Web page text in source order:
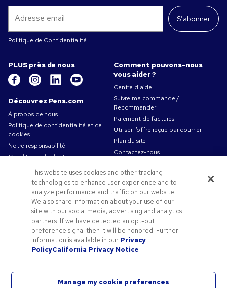
S’abonner
Politique de Confidentialité
PLUS près de nous
Découvrez Pens.com
À propos de nous
Politique de confidentialité et de
cookies
Notre responsabilité
Conditions d'utilisation
Conditions générales de vente
Travailler chez Pens.com
Offres et ressources
Codes promo & coupons
Objets publicitaires
Conseils de création
Comment pouvons-nous
vous aider ?
Centre d’aide
Suivre ma commande /
Recommander
Paiement de factures
Utiliser l’offre reçue par courrier
Plan du site
Contactez-nous
This website uses cookies and other tracking
technologies to enhance user experience and to
analyze performance and traffic on our website.
We also share information about your use of our
site with our social media, advertising and analytics
partners. If we have detected an opt-out
preference signal then it will be honored. Further
information is available in our Privacy
PolicyCalifornia Privacy Notice
Manage my cookie preferences